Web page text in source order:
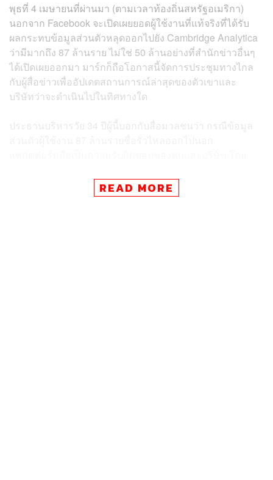
พุธที่ 4 เมษายนที่ผ่านมา (ตามเวลาท้องถิ่นสหรัฐอเมริกา)
นอกจาก Facebook จะเปิดเผยยอดผู้ใช้งานที่แท้จริงที่ได้รับ
ผลกระทบข้อมูลส่วนตัวหลุดออกไปยัง Cambridge Analytica
ว่ามีมากถึง 87 ล้านราย ไม่ใช่ 50 ล้านอย่างที่สำนักข่าวอื่นๆ
ได้เปิดเผยออกมา มาร์กก็ถือโอกาสนี้จัดการประชุมทางไกล
กับผู้สื่อข่าวเพื่ออัปเดตสถานการณ์ล่าสุดของตัวเขาและ
บริษัทว่าจะดำเนินไปในทิศทางใด
ประธานบริหารวัย 34 ปีผู้นี้บอกกับสื่อมวลชนว่า กรณีข้อมูล
เผยออกมาก็ได้ ขณะเดียวกันก็มั่นใจว่าตนคือผู้นำที่ดีที่สุดของ
READ MORE